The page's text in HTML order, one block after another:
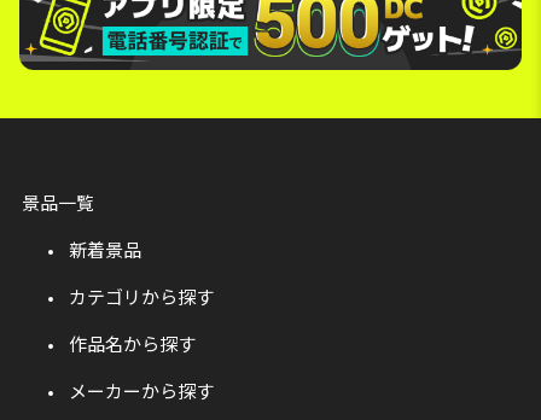
景品一覧
新着景品
カテゴリから探す
作品名から探す
メーカーから探す